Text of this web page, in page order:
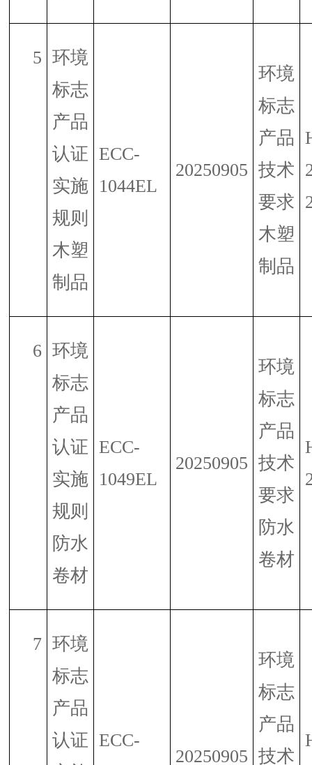
5 环境
标志
产品
认证
实施
规则
木塑
制品
ECC-
1044EL
20250905
环境
标志
产品
技术
要求
木塑
制品
6 环境
标志
产品
认证
实施
规则
防水
卷材
ECC-
1049EL
20250905
环境
标志
产品
技术
要求
防水
卷材
7 环境
标志
产品
认证 ECC-
20250905
环境
标志
产品
技术